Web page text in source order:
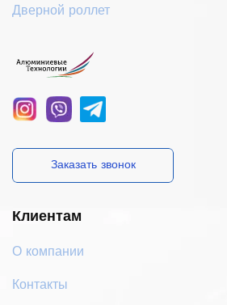
Дверной роллет
Заказать звонок
Клиентам
О компании
Контакты